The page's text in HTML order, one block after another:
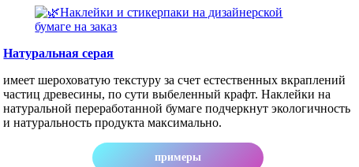
Натуральная серая
имеет шероховатую текстуру за счет естественных вкраплений
частиц древесины, по сути выбеленный крафт. Наклейки на
натуральной переработанной бумаге подчеркнут экологичность
и натуральность продукта максимально.
примеры